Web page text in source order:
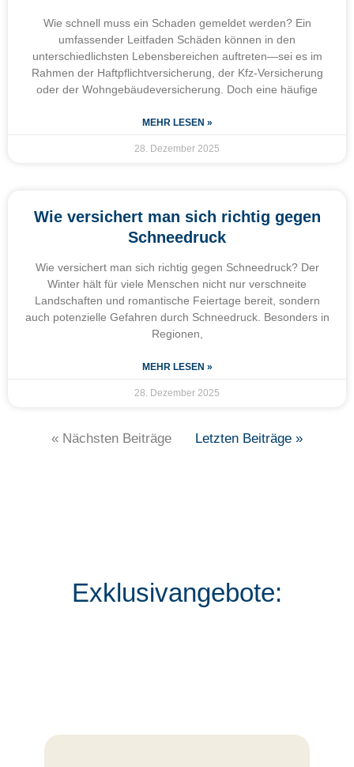
Wie schnell muss ein Schaden gemeldet werden? Ein
umfassender Leitfaden Schäden können in den
unterschiedlichsten Lebensbereichen auftreten—sei es im
Rahmen der Haftpflichtversicherung, der Kfz-Versicherung
oder der Wohngebäudeversicherung. Doch eine häufige
MEHR LESEN »
28. Dezember 2025
Wie versichert man sich richtig gegen
Schneedruck
Wie versichert man sich richtig gegen Schneedruck? Der
Winter hält für viele Menschen nicht nur verschneite
Landschaften und romantische Feiertage bereit, sondern
auch potenzielle Gefahren durch Schneedruck. Besonders in
Regionen,
MEHR LESEN »
28. Dezember 2025
« Nächsten Beiträge Letzten Beiträge »
Exklusivangebote: